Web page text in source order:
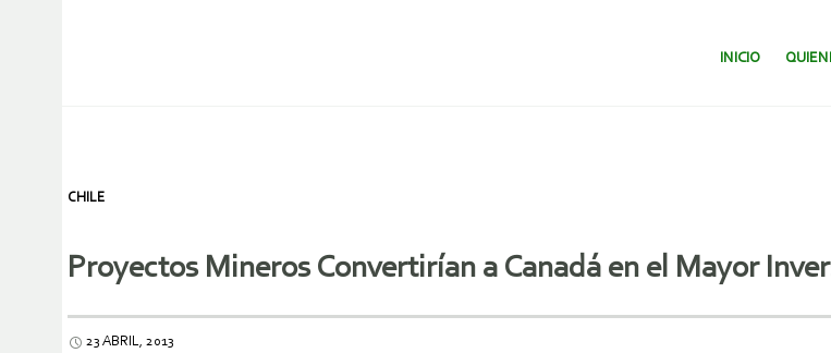
SALTAR AL
INICIO
CHILE
Proyectos Mineros Convertirían a Canadá en el Mayor
23 ABRIL, 2013